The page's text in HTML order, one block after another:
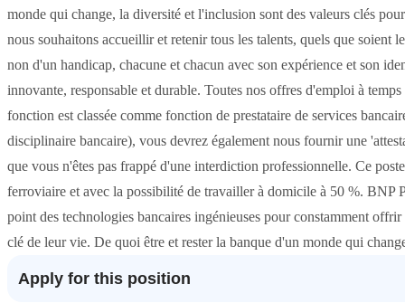
monde qui change, la diversité et l'inclusion sont des valeurs clés
nous souhaitons accueillir et retenir tous les talents, quels que
non d'un handicap, chacune et chacun avec son expérience et son
innovante, responsable et durable. Toutes nos offres d'emploi à
fonction est classée comme fonction de prestataire de services
disciplinaire bancaire), vous devrez également nous fournir une
que vous n'êtes pas frappé d'une interdiction professionnelle. Ce
ferroviaire et avec la possibilité de travailler à domicile à 50 %. BNP
point des technologies bancaires ingénieuses pour constamment
clé de leur vie. De quoi être et rester la banque d'un monde qui
Apply for this position